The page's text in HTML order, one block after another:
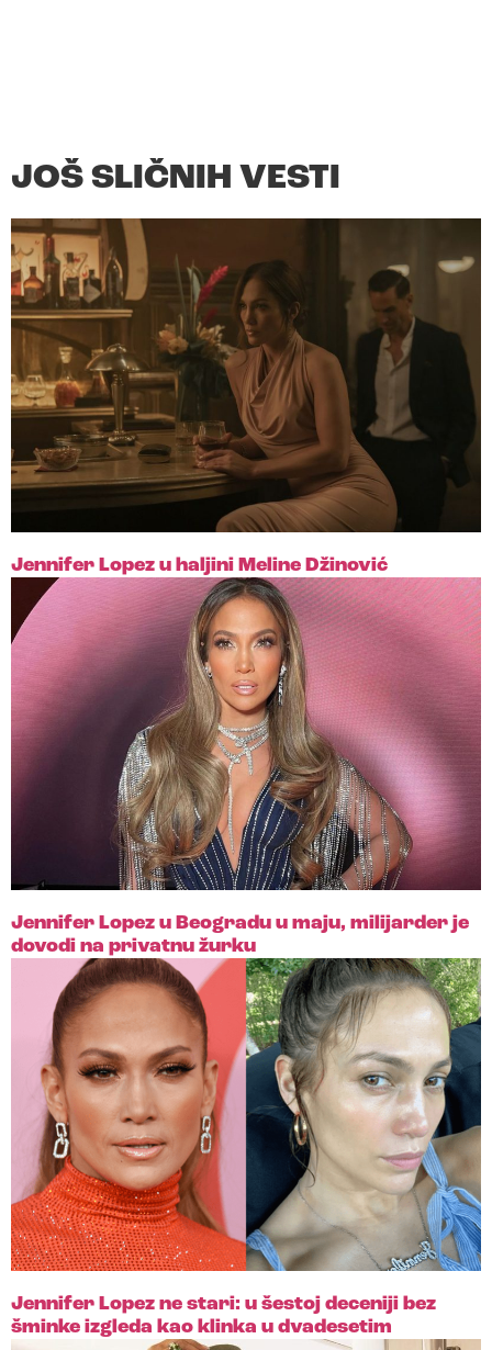
JOŠ SLIČNIH VESTI
Jennifer Lopez u haljini Meline Džinović
Jennifer Lopez u Beogradu u maju, milijarder je
dovodi na privatnu žurku
Jennifer Lopez ne stari: u šestoj deceniji bez
šminke izgleda kao klinka u dvadesetim